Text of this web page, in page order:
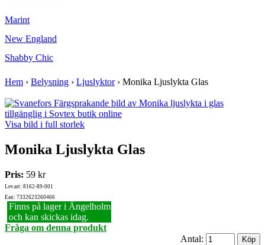
Marint
New England
Shabby Chic
Hem › Belysning › Ljuslyktor› Monika Ljuslykta Glas
Visa bild i full storlek
Monika Ljuslykta Glas
Pris: 59 kr
Lev.art: 8162-89-001
Ean: 7332623260466
Finns på lager i Ängelholm
och kan skickas idag.
Fråga om denna produkt
Antal: